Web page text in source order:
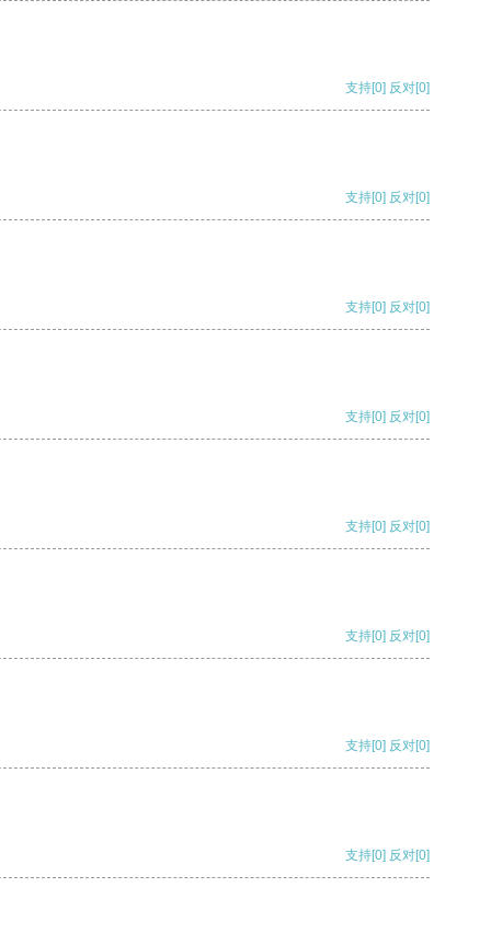
支持[0] 反对[0]
支持[0] 反对[0]
支持[0] 反对[0]
支持[0] 反对[0]
支持[0] 反对[0]
支持[0] 反对[0]
支持[0] 反对[0]
支持[0] 反对[0]